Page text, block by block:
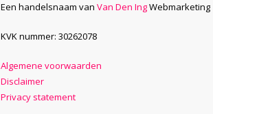
Een handelsnaam vanVan Den IngWebmarketing
KVK nummer: 30262078
Algemene voorwaarden
Disclaimer
Privacy statement